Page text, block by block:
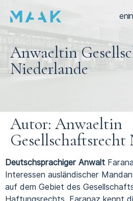
ennl
Anwaeltin
Niederlande
Autor: Anwaeltin
Gesellschaftsrecht
Deutschsprachiger Anwalt
Interessen ausländischer
auf dem Gebiet des